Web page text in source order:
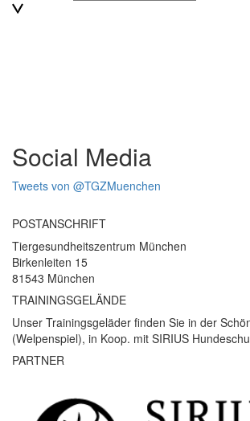
Social Media
Tweets von @TGZMuenchen
POSTANSCHRIFT
Tiergesundheitszentrum München
Birkenleiten 15
81543 München
TRAININGSGELÄNDE
Unser Trainingsgeläder finden Sie in der
(Welpenspiel), in Koop. mit SIRIUS
PARTNER